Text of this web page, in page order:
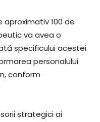
100 de
va avea o
specificului acestei
personalului
conform
strategici ai